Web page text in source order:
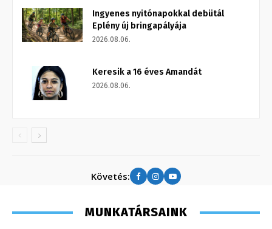
Ingyenes nyitónapokkal debütál
Eplény új bringapályája
2026.08.06.
Keresik a 16 éves Amandát
2026.08.06.
Követés:
MUNKATÁRSAINK